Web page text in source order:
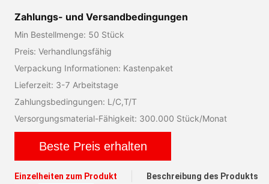
Zahlungs- und Versandbedingungen
Min Bestellmenge: 50 Stück
Preis: Verhandlungsfähig
Verpackung Informationen: Kastenpaket
Lieferzeit: 3-7 Arbeitstage
Zahlungsbedingungen: L/C,T/T
Versorgungsmaterial-Fähigkeit: 300.000 Stück/Monat
Beste Preis erhalten
Einzelheiten zum Produkt Beschreibung des Produkts